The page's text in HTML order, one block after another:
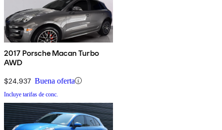
2017 Porsche Macan Turbo
AWD
$24,937 Buena oferta
Incluye tarifas de conc.